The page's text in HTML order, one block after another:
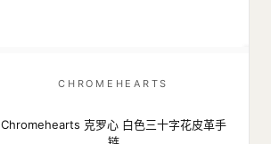
CHROMEHEARTS
Chromehearts 克罗心 白色三十字花皮革手